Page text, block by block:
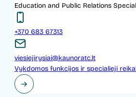
Education and Public Relations
+370 683 67313
viesiejirysiai@kaunoratc.lt
Vykdomos funkcijos ir specialieji